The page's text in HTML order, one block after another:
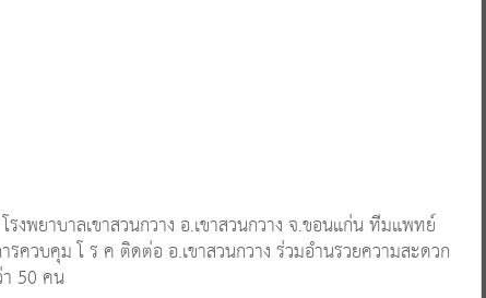
พยาบาลเขาสวนกวาง อ.เขาสวนกวาง จ.ขอนแก่น ทีมแพทย์
วบคุม โ ร ค ติดต่อ อ.เขาสวนกวาง ร่วมอำนรวยความสะดวก
า 50 คน